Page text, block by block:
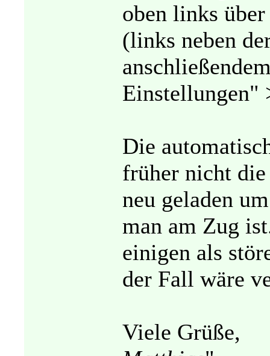
oben links
(links neben
Einstellungen"
Die
früher nicht
neu geladen
man am Zug
einigen als
der Fall wäre
Viele Grüße,